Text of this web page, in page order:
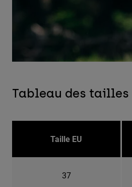
Tableau des tailles
Taille EU
37